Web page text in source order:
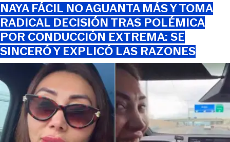
NAYA FÁCIL NO AGUANTA MÁS Y TOMA
RADICAL DECISIÓN TRAS POLÉMICA
POR CONDUCCIÓN EXTREMA: SE
SINCERÓ Y EXPLICÓ LAS RAZONES